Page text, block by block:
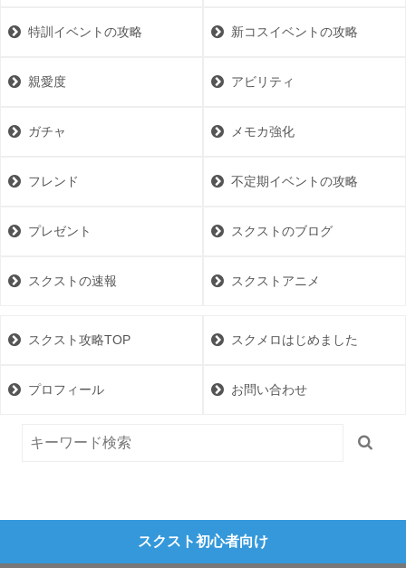
特訓イベントの攻略 新コスイベントの攻略
親愛度 アビリティ
ガチャ メモカ強化
フレンド 不定期イベントの攻略
プレゼント スクストのブログ
スクストの速報 スクストアニメ
スクスト攻略TOP スクメロはじめました
プロフィール お問い合わせ
スクスト初心者向け